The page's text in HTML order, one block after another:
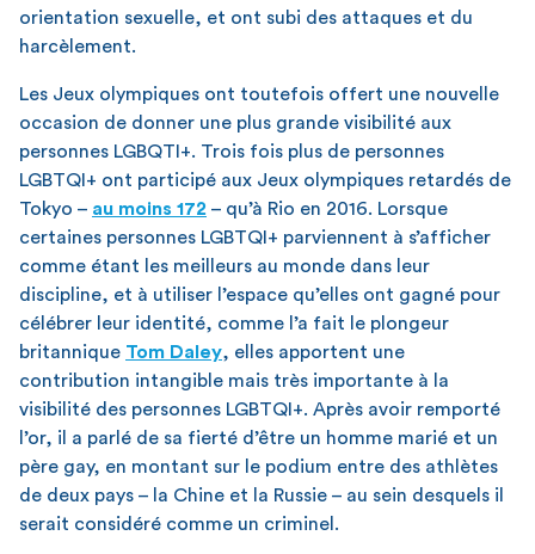
orientation sexuelle, et ont subi des attaques et du
harcèlement.
Les Jeux olympiques ont toutefois offert une nouvelle
occasion de donner une plus grande visibilité aux
personnes LGBQTI+. Trois fois plus de personnes
LGBTQI+ ont participé aux Jeux olympiques retardés de
Tokyo – au moins 172 – qu’à Rio en 2016. Lorsque
certaines personnes LGBTQI+ parviennent à s’afficher
comme étant les meilleurs au monde dans leur
discipline, et à utiliser l’espace qu’elles ont gagné pour
célébrer leur identité, comme l’a fait le plongeur
britannique Tom Daley, elles apportent une
contribution intangible mais très importante à la
visibilité des personnes LGBTQI+. Après avoir remporté
l’or, il a parlé de sa fierté d’être un homme marié et un
père gay, en montant sur le podium entre des athlètes
de deux pays – la Chine et la Russie – au sein desquels il
serait considéré comme un criminel.